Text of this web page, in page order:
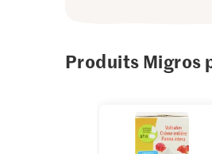
Produits Migros